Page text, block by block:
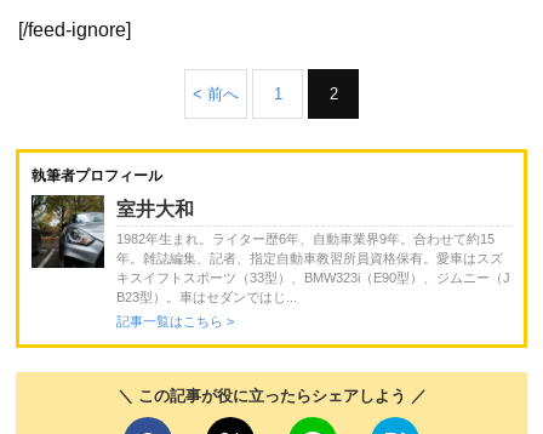
[/feed-ignore]
< 前へ 1 2
執筆者プロフィール
室井大和
1982年生まれ。ライター歴6年、自動車業界9年。合わせて約15
年。雑誌編集、記者、指定自動車教習所員資格保有。愛車はスズ
キスイフトスポーツ（33型）、BMW323i（E90型）、ジムニー（J
B23型）。車はセダンではじ...
記事一覧はこちら >
＼ この記事が役に立ったらシェアしよう ／